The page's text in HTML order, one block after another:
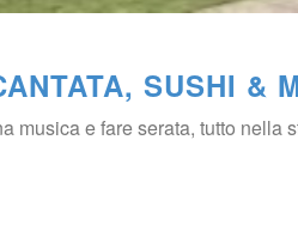
SUSHI &
musica e fare serata, tutto